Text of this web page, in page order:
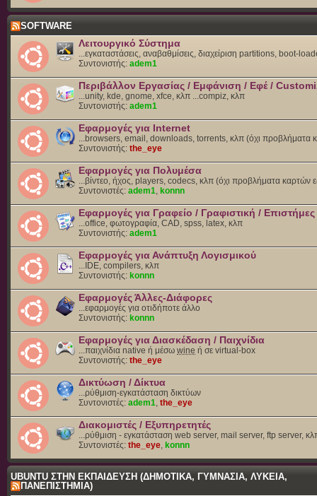
SOFTWARE
Λειτουργικό Σύστημα
...εγκαταστάσεις, αναβαθμίσεις, διαχείριση partitions, boot-
Συντονιστής: adem1
Περιβάλλον Εργασίας / Εμφάνιση / Εφέ /
...unity, kde, gnome, xfce, κλπ ...compiz, κλπ
Συντονιστής: adem1
Εφαρμογές για Internet
...browsers, email, downloads, torrents, κλπ (όχι προβλήματα
Συντονιστής: the_eye
Εφαρμογές για Πολυμέσα
...βίντεο, ήχος, players, codecs, κλπ (όχι προβλήματα καρτών
Συντονιστές: adem1 konnn
Εφαρμογές για Γραφείο / Γραφιστική / Επιστήμες
...office, φωτογραφία, CAD, spss, latex, κλπ
Συντονιστής: adem1
Εφαρμογές για Ανάπτυξη Λογισμικού
...IDE, compilers, κλπ
Συντονιστής: konnn
Εφαρμογές Άλλες-Διάφορες
...εφαρμογές για οτιδήποτε άλλο
Συντονιστής: konnn
Εφαρμογές για Διασκέδαση / Παιχνίδια
...παιχνίδια native ή μέσω wine ή σε virtual-box
Συντονιστής: the_eye
Δικτύωση / Δίκτυα
...ρύθμιση-εγκατάσταση δικτύων
Συντονιστές: adem1 the_eye
Διακομιστές / Εξυπηρετητές
...ρύθμιση - εγκατάσταση web server, mail server, ftp server,
Συντονιστές: the_eye konnn
UBUNTU ΣΤΗΝ ΕΚΠΑΙΔΕΥΣΗ (ΔΗΜΟΤΙΚΑ, ΓΥΜΝΑΣΙΑ, ΛΥΚΕΙΑ,
ΠΑΝΕΠΙΣΤΗΜΙΑ)